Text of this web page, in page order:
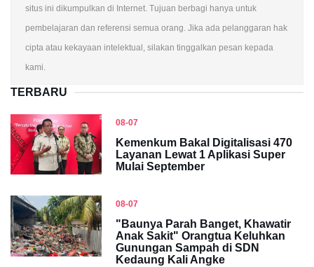
situs ini dikumpulkan di Internet. Tujuan berbagi hanya untuk
pembelajaran dan referensi semua orang. Jika ada pelanggaran hak
cipta atau kekayaan intelektual, silakan tinggalkan pesan kepada
kami.
TERBARU
08-07
Kemenkum Bakal Digitalisasi 470
Layanan Lewat 1 Aplikasi Super
Mulai September
08-07
"Baunya Parah Banget, Khawatir
Anak Sakit" Orangtua Keluhkan
Gunungan Sampah di SDN
Kedaung Kali Angke